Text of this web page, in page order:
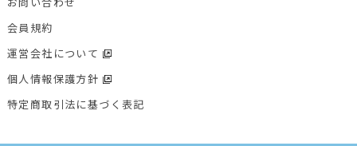
会員規約
運営会社について
個人情報保護方針
特定商取引法に基づく表記